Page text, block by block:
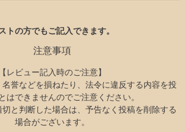
トの方でもご記入できます。
注意事項
【レビュー記入時のご注意】
誉などを損ねたり、法令に違反する内容を投
はできませんのでご注意ください。
と判断した場合は、予告なく投稿を削除する
場合がございます。